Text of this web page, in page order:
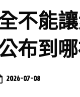
不能
布到
2026-07-08